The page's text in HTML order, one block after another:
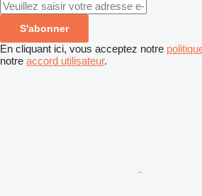
S'abonner
En cliquant ici, vous acceptez notre
notre accord utilisateur.